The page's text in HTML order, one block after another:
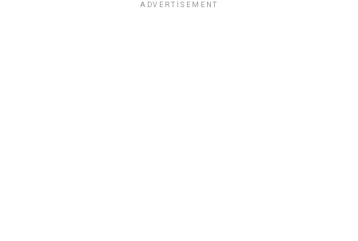
ADVERTISEMENT